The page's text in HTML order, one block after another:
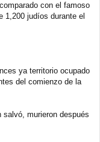
con el famoso
1,200 judíos durante el
ya territorio ocupado
del comienzo de la
murieron después